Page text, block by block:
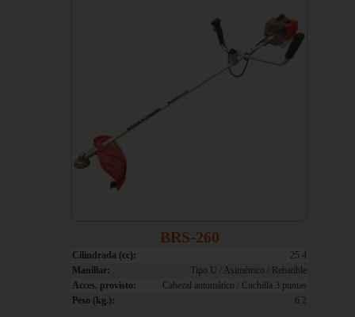
BRS-260
Cilindrada (cc):
25.4
Manillar:
Tipo U / Asimétrico / Rebatible
Acces. provisto:
Cabezal automático / Cuchilla 3 puntas
Peso (kg.):
6.2